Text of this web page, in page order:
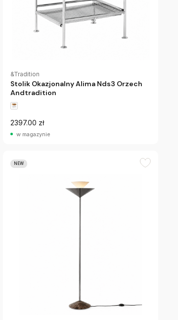
&Tradition
Stolik Okazjonalny Alima Nds3 Orzech
Andtradition
2397.00 zł
w magazynie
NEW